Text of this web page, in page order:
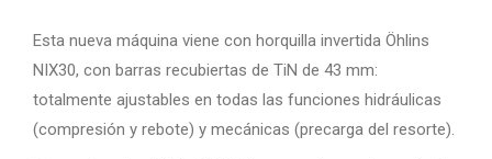
Esta nueva máquina viene con horquilla invertida Öhlins
NIX30, con barras recubiertas de TiN de 43 mm:
totalmente ajustables en todas las funciones hidráulicas
(compresión y rebote) y mecánicas (precarga del resorte).